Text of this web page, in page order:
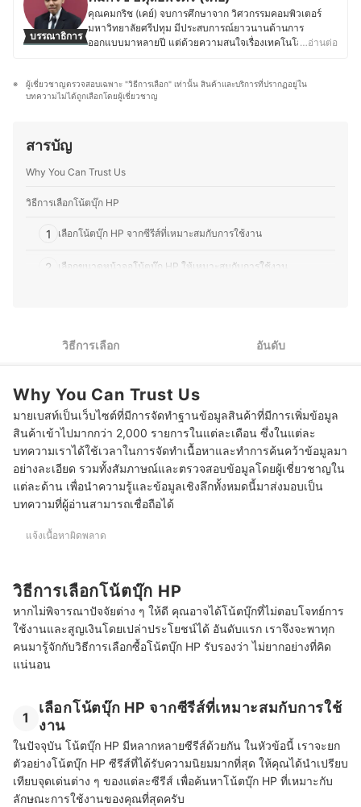
เกมเป็นประจำ ทั้ง PlayStation, Nintendo, XBOX อีกทั้งยัง
ชอบดูหนัง ฟังเพลง อ่านหนังสือและการ์ตูน
ประวัติของ ปัตย์ ศรีอรุณ
บรรณาธิการ
คุณคมกริช (เคย์) จบการศึกษาจาก วิศวกรรมคอมพิวเตอร์
มหาวิทยาลัยศรีปทุม มีประสบการณ์ยาวนานด้านการ
ออกแบบมาหลายปี แต่ด้วยความสนใจเรื่องเทคโนโลยีใหม่ ๆ
ที่เกี่ยวกับสายเทคโนโลยีทั้งหมด นอกจากนี้คุณเคย์ยังมีความ
เชี่ยวชาญในการรีวิวเครื่องใช้ไฟฟ้าทั้งทีวี, อุปกรณ์เชื่อมต่อ
เคย์ได้เปลี่ยนเส้นทางสู่การเป็น สตรีมเมอร์ และสร้างเพจของ
ถือ, Nintendo Switch และเกม PC ด้วยประสบการณ์ในหลาย
และเกม สามารถถ่ายทอดเนื้อหาที่เป็นประโยชน์สำหรับผู้อ่าน
ประสิทธิภาพ
…อ่านต่อ
ผู้เชี่ยวชาญตรวจสอบเฉพาะ "วิธีการเลือก" เท่านั้น สินค้าและบริการที่ปรากฏอยู่ใน
บทความไม่ได้ถูกเลือกโดยผู้เชี่ยวชาญ
สารบัญ
Why You Can Trust Us
วิธีการเลือกโน้ตบุ๊ก HP
1 เลือกโน้ตบุ๊ก HP จากซีรีส์ที่เหมาะสมกับการใช้งาน
2 เลือกขนาดหน้าจอโน้ตบุ๊ก HP ให้เหมาะสมกับการใช้งาน
10 โน้ตบุ๊ก ยี่ห้อ HP รุ่นไหนดี รวมซีรีส์ ENVY, PAVILION
โน้ตบุ๊ก HP มีจุดเด่นจากโน้ตบุ๊กรุ่นอื่นอย่างไร?
อย่าลืมหากระเป๋าเป้ใส่โน้ตบุ๊ก HP ที่เหมาะสม
บทส่งท้าย
วิธีการเลือก อันดับ
Why You Can Trust Us
มายเบสท์เป็นเว็บไซต์ที่มีการจัดทำฐานข้อมูลสินค้าที่มีการเพิ่มข้อมูล
สินค้าเข้าไปมากกว่า 2,000 รายการในแต่ละเดือน ซึ่งในแต่ละ
บทความเราได้ใช้เวลาในการจัดทำเนื้อหาและทำการค้นคว้าข้อมูลมา
อย่างละเอียด รวมทั้งสัมภาษณ์และตรวจสอบข้อมูลโดยผู้เชี่ยวชาญใน
แต่ละด้าน เพื่อนำความรู้และข้อมูลเชิงลึกทั้งหมดนี้มาส่งมอบเป็น
บทความที่ผู้อ่านสามารถเชื่อถือได้
แจ้งเนื้อหาผิดพลาด
วิธีการเลือกโน้ตบุ๊ก HP
หากไม่พิจารณาปัจจัยต่าง ๆ ให้ดี คุณอาจได้โน้ตบุ๊กที่ไม่ตอบโจทย์การ
ใช้งานและสูญเงินโดยเปล่าประโยชน์ได้ อันดับแรก เราจึงจะพาทุก
คนมารู้จักกับวิธีการเลือกซื้อโน้ตบุ๊ก HP รับรองว่า ไม่ยากอย่างที่คิด
แน่นอน
1
เลือกโน้ตบุ๊ก HP จากซีรีส์ที่เหมาะสมกับการใช้
งาน
ในปัจจุบัน โน้ตบุ๊ก HP มีหลากหลายซีรีส์ด้วยกัน ในหัวข้อนี้ เราจะยก
ตัวอย่างโน้ตบุ๊ก HP ซีรีส์ที่ได้รับความนิยมมากที่สุด ให้คุณได้นำเปรียบ
เทียบจุดเด่นต่าง ๆ ของแต่ละซีรีส์ เพื่อค้นหาโน้ตบุ๊ก HP ที่เหมาะกับ
ลักษณะการใช้งานของคุณที่สุดครับ